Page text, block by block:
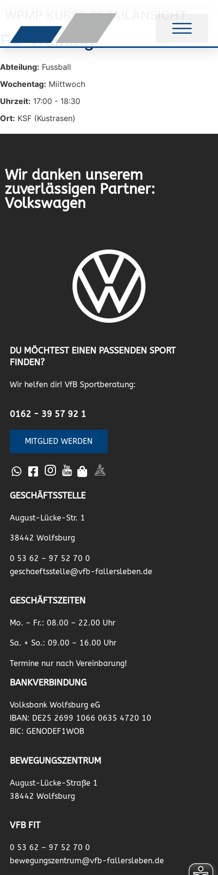
WPMP KURSE DETAILANSICHT
E4-Training
Abteilung: Fussball
Wochentag: Miittwoch
Uhrzeit: 17:00 - 18:30
Ort: KSF (Kustrasen)
Wir danken unserem
zuverlässigen Partner:
Volkswagen
DU MÖCHTEST EINEN PASSENDEN SPORT
FINDEN?
Wir helfen dir! VfB Sportberatung:
0162 - 39 57 92 1
MITGLIED WERDEN
GESCHÄFTSSTELLE
August-Lücke-Str. 1
38442 Wolfsburg
0 53 62 – 97 52 70 0
geschaeftsstelle@vfb-fallersleben.de
GESCHÄFTSZEITEN
Mo. – Fr.: 08.00 – 22.00 Uhr
Sa. + So.: 09.00 – 16.00 Uhr
Termine nur nach Vereinbarung!
BANKVERBINDUNG
Volksbank Wolfsburg eG
IBAN: DE25 2699 1066 0635 4720 10
BIC: GENODEF1WOB
BEWEGUNGSZENTRUM
August-Lücke-Straße 1
38442 Wolfsburg
VFB FIT
0 53 62 – 97 52 70 0
bewegungszentrum@vfb-fallersleben.de